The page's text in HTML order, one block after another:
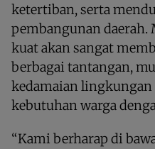
ketertiban, serta
pembangunan
kuat akan sangat
berbagai tantangan,
kedamaian
kebutuhan warga
“Kami berharap di